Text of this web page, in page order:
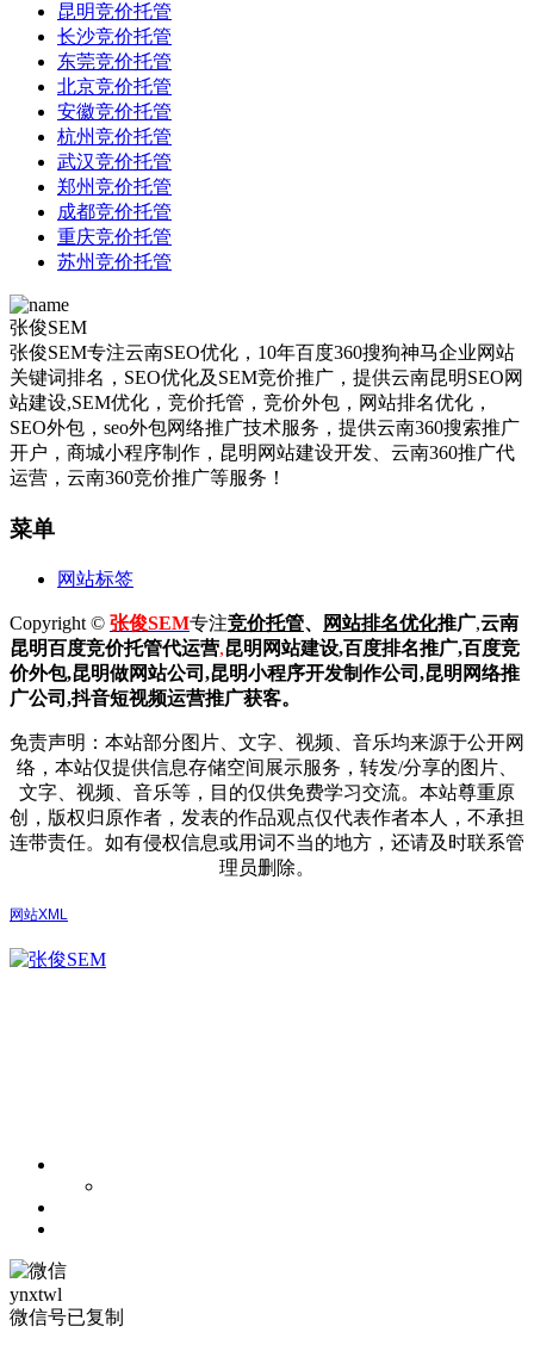
昆明竞价托管
长沙竞价托管
东莞竞价托管
北京竞价托管
安徽竞价托管
杭州竞价托管
武汉竞价托管
郑州竞价托管
成都竞价托管
重庆竞价托管
苏州竞价托管
张俊SEM
张俊SEM专注云南SEO优化，10年百度360搜狗神马企业网站
关键词排名，SEO优化及SEM竞价推广，提供云南昆明SEO网
站建设,SEM优化，竞价托管，竞价外包，网站排名优化，
SEO外包，seo外包网络推广技术服务，提供云南360搜索推广
开户，商城小程序制作，昆明网站建设开发、云南360推广代
运营，云南360竞价推广等服务！
菜单
网站标签
Copyright © 张俊SEM专注竞价托管、 网站排名优化推广,云南
昆明百度竞价托管代运营,昆明网站建设,百度排名推广,百度竞
价外包,昆明做网站公司,昆明小程序开发制作公司,昆明网络推
广公司,抖音短视频运营推广获客。
免责声明：本站部分图片、文字、视频、音乐均来源于公开网
络，本站仅提供信息存储空间展示服务，转发/分享的图片、
文字、视频、音乐等，目的仅供免费学习交流。本站尊重原
创，版权归原作者，发表的作品观点仅代表作者本人，不承担
连带责任。如有侵权信息或用词不当的地方，还请及时联系管
理员删除。
网站XML
ynxtwl
微信号已复制